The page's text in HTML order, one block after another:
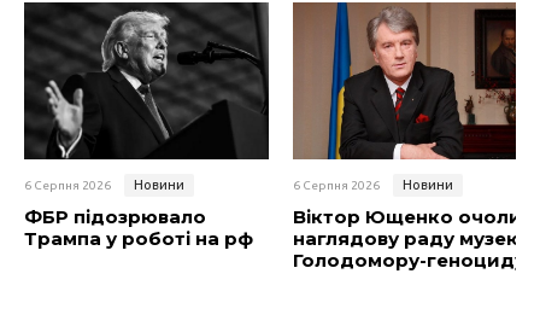
6 Серпня 2026 Новини
ФБР підозрювало
Трампа у роботі на рф
6 Серпня 2026 Новини
Віктор Ющенко очолив
наглядову раду музею
Голодомору-геноциду